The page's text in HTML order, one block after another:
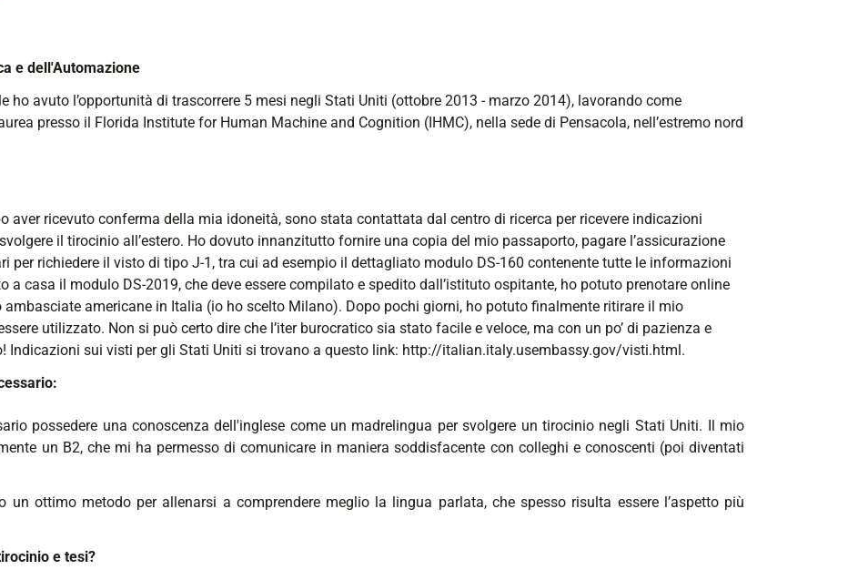
e dell'Automazione
ho avuto l’opportunità di trascorrere 5 mesi negli Stati Uniti (ottobre 2013 - marzo 2014), lavorando come
presso il Florida Institute for Human Machine and Cognition (IHMC), nella sede di Pensacola, nell’estremo nord
aver ricevuto conferma della mia idoneità, sono stata contattata dal centro di ricerca per ricevere indicazioni
il tirocinio all’estero. Ho dovuto innanzitutto fornire una copia del mio passaporto, pagare l’assicurazione
per richiedere il visto di tipo J-1, tra cui ad esempio il dettagliato modulo DS-160 contenente tutte le informazioni
a casa il modulo DS-2019, che deve essere compilato e spedito dall’istituto ospitante, ho potuto prenotare online
americane in Italia (io ho scelto Milano). Dopo pochi giorni, ho potuto finalmente ritirare il mio
utilizzato. Non si può certo dire che l’iter burocratico sia stato facile e veloce, ma con un po’ di pazienza e
Indicazioni sui visti per gli Stati Uniti si trovano a questo link: http://italian.italy.usembassy.gov/visti.html.
possedere una conoscenza dell'inglese come un madrelingua per svolgere un tirocinio negli Stati Uniti. Il mio
un B2, che mi ha permesso di comunicare in maniera soddisfacente con colleghi e conoscenti (poi diventati
ottimo metodo per allenarsi a comprendere meglio la lingua parlata, che spesso risulta essere l’aspetto più
e tesi?